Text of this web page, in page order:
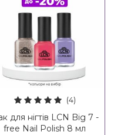
(4)
для нігтів LCN Big 7 -
free Nail Polish 8 мл